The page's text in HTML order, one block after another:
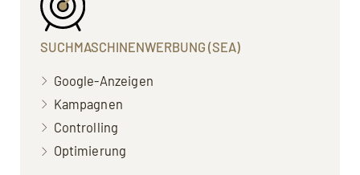
SUCHMASCHINEN­WERBUNG (SEA)
Google-Anzeigen
Kampagnen
Controlling
Optimierung